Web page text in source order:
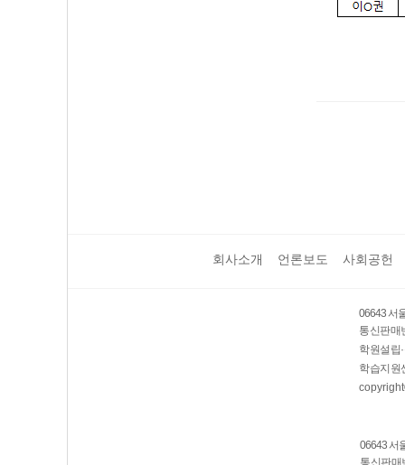
회사소개 언론보도 사회공헌
06643 서
통신판매
학원설립
학습지원
06643 서
통신판매